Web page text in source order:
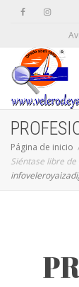
Página de inicio
Siéntase libre